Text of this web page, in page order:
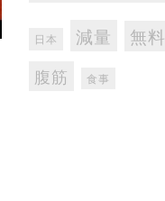
日本 減量 無料
腹筋 食事